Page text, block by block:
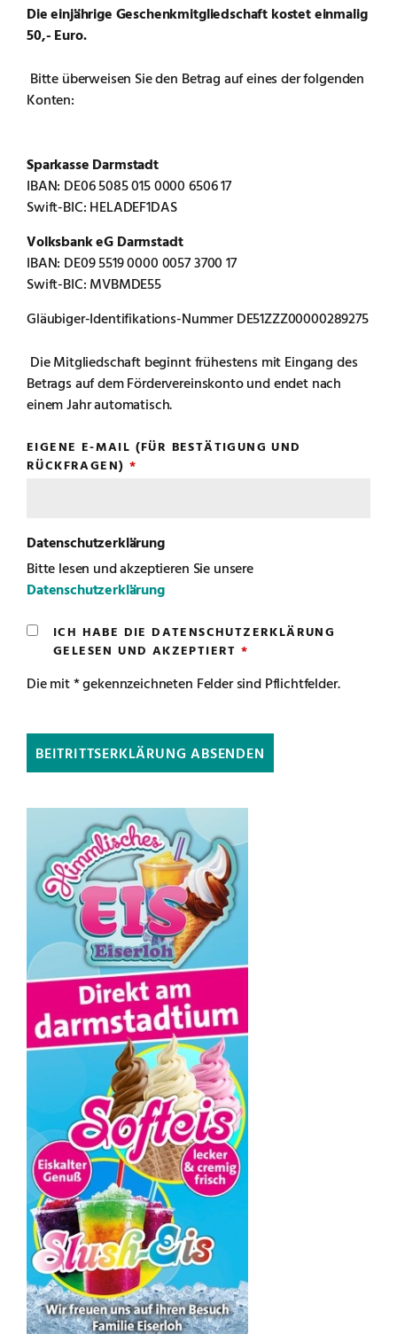
Die einjährige Geschenkmitgliedschaft kostet einmalig
50,- Euro.
Bitte überweisen Sie den Betrag auf eines der folgenden
Konten:
Sparkasse Darmstadt
IBAN: DE06 5085 015 0000 6506 17
Swift-BIC: HELADEF1DAS
Volksbank eG Darmstadt
IBAN: DE09 5519 0000 0057 3700 17
Swift-BIC: MVBMDE55
Gläubiger-Identifikations-Nummer DE51ZZZ00000289275
Die Mitgliedschaft beginnt frühestens mit Eingang des
Betrags auf dem Fördervereinskonto und endet nach
einem Jahr automatisch.
EIGENE E-MAIL (FÜR BESTÄTIGUNG UND
RÜCKFRAGEN)
Datenschutzerklärung
Bitte lesen und akzeptieren Sie unsere
Datenschutzerklärung
ICH HABE DIE DATENSCHUTZERKLÄRUNG
GELESEN UND AKZEPTIERT
Die mit * gekennzeichneten Felder sind Pflichtfelder.